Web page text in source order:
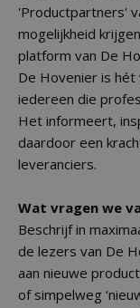
'Productpartners'
mogelijkheid
platform van De
De Hovenier is
iedereen die
Het informeert,
daardoor een
leveranciers.
Wat vragen we
Beschrijf in
de lezers van De
aan nieuwe
of simpelweg